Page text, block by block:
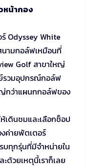
หน้ากอง
Odyssey White
นามกอล์ฟเหมือนที่
Golf สาขาใหญ่
ย์รวมอุปกรณ์กอล์ฟ
กว่าแผนกกอล์ฟของ
เดินชมและเลือกช็อป
งค่ายพัตเตอร์
บทุกรุ่นที่มีจำหน่ายใน
ด้วยเหตุนี้เราก็เลย